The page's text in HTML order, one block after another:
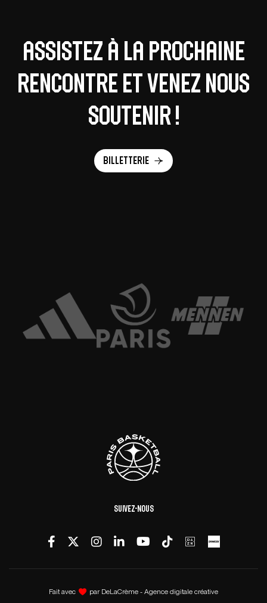
Assistez à la prochaine
rencontre et venez nous
soutenir !
Billetterie
Suivez-nous
Fait avec par DeLaCrème - Agence digitale créative